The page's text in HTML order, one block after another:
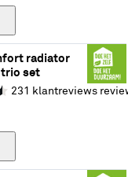
radiator
set
231 klantreviews